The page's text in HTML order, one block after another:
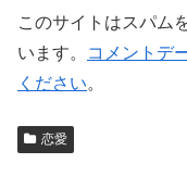
このサイトはスパム
います。
コメントデ
ください。
恋愛